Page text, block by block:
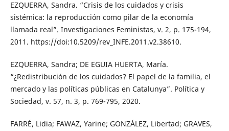
EZQUERRA, Sandra. “Crisis de los cuidados y crisis
sistémica: la reproducción como pilar de la economía
llamada real”. Investigaciones Feministas, v. 2, p. 175-194,
2011. https://doi:10.5209/rev_INFE.2011.v2.38610.
EZQUERRA, Sandra; DE EGUIA HUERTA, María.
“¿Redistribución de los cuidados? El papel de la familia, el
mercado y las políticas públicas en Catalunya”. Política y
Sociedad, v. 57, n. 3, p. 769-795, 2020.
FARRÉ, Lidia; FAWAZ, Yarine; GONZÁLEZ, Libertad; GRAVES,